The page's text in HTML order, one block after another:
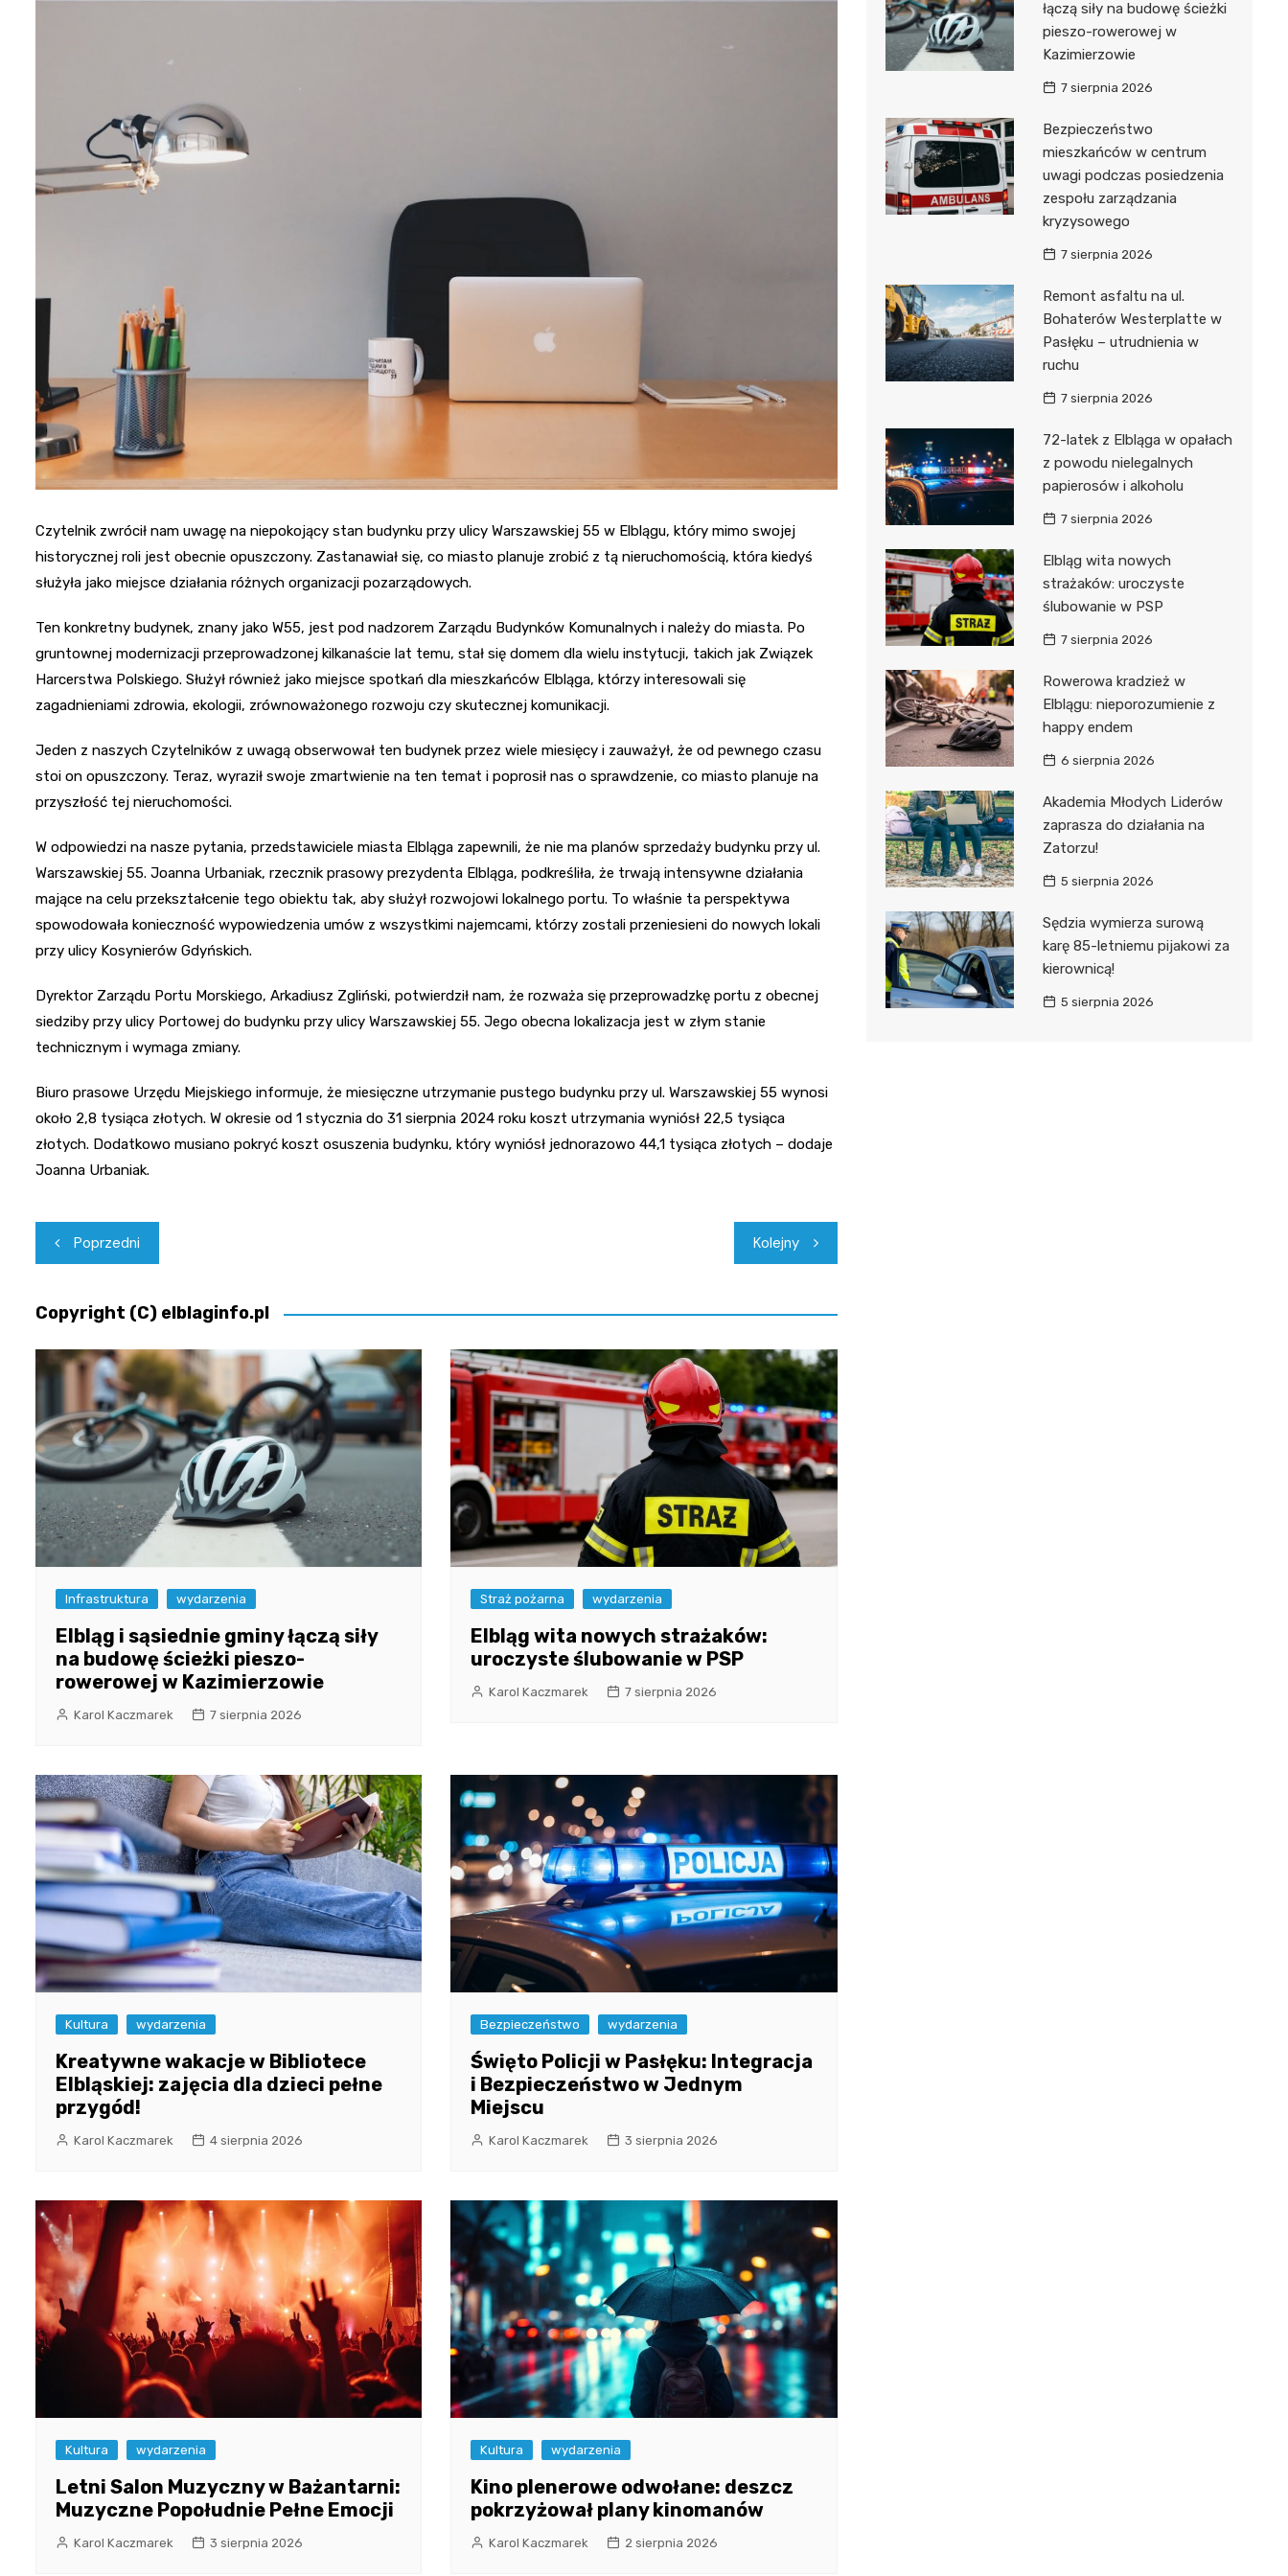
Czytelnik zwrócił nam uwagę na niepokojący stan budynku przy ulicy Warszawskiej 55 w Elblągu, który mimo swojej
historycznej roli jest obecnie opuszczony. Zastanawiał się, co miasto planuje zrobić z tą nieruchomością, która kiedyś
służyła jako miejsce działania różnych organizacji pozarządowych.
Ten konkretny budynek, znany jako W55, jest pod nadzorem Zarządu Budynków Komunalnych i należy do miasta. Po
gruntownej modernizacji przeprowadzonej kilkanaście lat temu, stał się domem dla wielu instytucji, takich jak Związek
Harcerstwa Polskiego. Służył również jako miejsce spotkań dla mieszkańców Elbląga, którzy interesowali się
zagadnieniami zdrowia, ekologii, zrównoważonego rozwoju czy skutecznej komunikacji.
Jeden z naszych Czytelników z uwagą obserwował ten budynek przez wiele miesięcy i zauważył, że od pewnego czasu
stoi on opuszczony. Teraz, wyraził swoje zmartwienie na ten temat i poprosił nas o sprawdzenie, co miasto planuje na
przyszłość tej nieruchomości.
W odpowiedzi na nasze pytania, przedstawiciele miasta Elbląga zapewnili, że nie ma planów sprzedaży budynku przy ul.
Warszawskiej 55. Joanna Urbaniak, rzecznik prasowy prezydenta Elbląga, podkreśliła, że trwają intensywne działania
mające na celu przekształcenie tego obiektu tak, aby służył rozwojowi lokalnego portu. To właśnie ta perspektywa
spowodowała konieczność wypowiedzenia umów z wszystkimi najemcami, którzy zostali przeniesieni do nowych lokali
przy ulicy Kosynierów Gdyńskich.
Dyrektor Zarządu Portu Morskiego, Arkadiusz Zgliński, potwierdził nam, że rozważa się przeprowadzkę portu z obecnej
siedziby przy ulicy Portowej do budynku przy ulicy Warszawskiej 55. Jego obecna lokalizacja jest w złym stanie
technicznym i wymaga zmiany.
Biuro prasowe Urzędu Miejskiego informuje, że miesięczne utrzymanie pustego budynku przy ul. Warszawskiej 55 wynosi
około 2,8 tysiąca złotych. W okresie od 1 stycznia do 31 sierpnia 2024 roku koszt utrzymania wyniósł 22,5 tysiąca
złotych. Dodatkowo musiano pokryć koszt osuszenia budynku, który wyniósł jednorazowo 44,1 tysiąca złotych – dodaje
Joanna Urbaniak.
Nawigacja
wpisu
Poprzedni Kolejny
Copyright (C) elblaginfo.pl
Infrastruktura wydarzenia
Elbląg i sąsiednie gminy łączą siły
na budowę ścieżki pieszo-
rowerowej w Kazimierzowie
Karol Kaczmarek 7 sierpnia 2026
Straż pożarna wydarzenia
Elbląg wita nowych strażaków:
uroczyste ślubowanie w PSP
Karol Kaczmarek 7 sierpnia 2026
Kultura wydarzenia
Kreatywne wakacje w Bibliotece
Elbląskiej: zajęcia dla dzieci pełne
przygód!
Karol Kaczmarek 4 sierpnia 2026
Bezpieczeństwo wydarzenia
Święto Policji w Pasłęku: Integracja
i Bezpieczeństwo w Jednym
Miejscu
Karol Kaczmarek 3 sierpnia 2026
Kultura wydarzenia
Letni Salon Muzyczny w Bażantarni:
Muzyczne Popołudnie Pełne Emocji
Karol Kaczmarek 3 sierpnia 2026
Kultura wydarzenia
Kino plenerowe odwołane: deszcz
pokrzyżował plany kinomanów
Karol Kaczmarek 2 sierpnia 2026
łączą siły na budowę ścieżki
pieszo-rowerowej w
Kazimierzowie
7 sierpnia 2026
Bezpieczeństwo
mieszkańców w centrum
uwagi podczas posiedzenia
zespołu zarządzania
kryzysowego
7 sierpnia 2026
Remont asfaltu na ul.
Bohaterów Westerplatte w
Pasłęku – utrudnienia w
ruchu
7 sierpnia 2026
72-latek z Elbląga w opałach
z powodu nielegalnych
papierosów i alkoholu
7 sierpnia 2026
Elbląg wita nowych
strażaków: uroczyste
ślubowanie w PSP
7 sierpnia 2026
Rowerowa kradzież w
Elblągu: nieporozumienie z
happy endem
6 sierpnia 2026
Akademia Młodych Liderów
zaprasza do działania na
Zatorzu!
5 sierpnia 2026
Sędzia wymierza surową
karę 85-letniemu pijakowi za
kierownicą!
5 sierpnia 2026